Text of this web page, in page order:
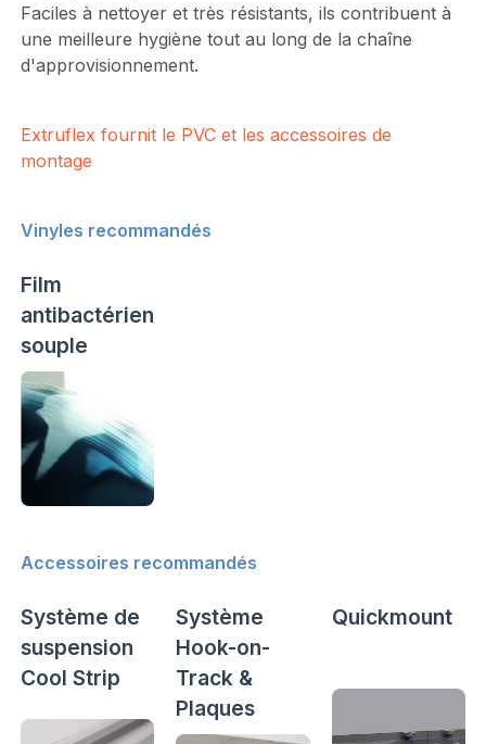
Faciles à nettoyer et très résistants, ils contribuent à
une meilleure hygiène tout au long de la chaîne
d'approvisionnement.
Extruflex fournit le PVC et les accessoires de
montage
Vinyles recommandés
Film
antibactérien
souple
Accessoires recommandés
Système de
suspension
Cool Strip
Système
Hook-on-
Track &
Plaques
Quickmount